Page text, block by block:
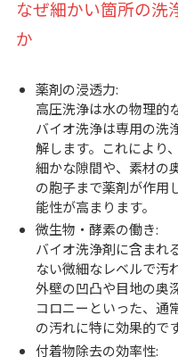
なぜ細かい箇所の洗
か
薬剤の浸透力:
高圧洗浄は水の物理的
バイオ洗浄は専用の洗
解します。これにより
細かな隙間や、素材の
の胞子まで薬剤が作用
能性が高まります。
微生物・酵素の働き:
バイオ洗浄剤に含まれ
ない微細なレベルで汚
外壁の凹凸や目地の奥
コロニーといった、通
の汚れに特に効果的です
付着物除去の効率性: